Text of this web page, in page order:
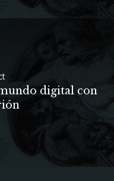
digital con